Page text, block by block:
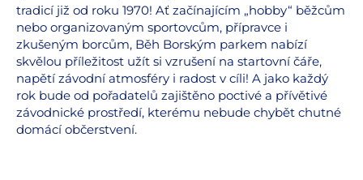
tradicí již od roku 1970! Ať začínajícím „hobby“ běžcům
nebo organizovaným sportovcům, přípravce i
zkušeným borcům, Běh Borským parkem nabízí
skvělou příležitost užít si vzrušení na startovní čáře,
napětí závodní atmosféry i radost v cíli! A jako každý
rok bude od pořadatelů zajištěno poctivé a přívětivé
závodnické prostředí, kterému nebude chybět chutné
domácí občerstvení.